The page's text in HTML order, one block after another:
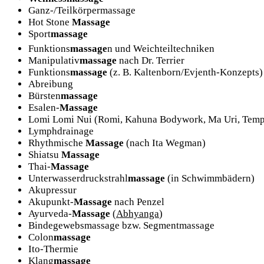
Ganz-/Teilkörpermassage
Hot Stone Massage
Sportmassage
Funktionsmassagen und Weichteiltechniken
Manipulativmassage nach Dr. Terrier
Funktionsmassage (z. B. Kaltenborn/Evjenth-Konzepts)
Abreibung
Bürstenmassage
Esalen-Massage
Lomi Lomi Nui (Romi, Kahuna Bodywork, Ma Uri,
Lymphdrainage
Rhythmische Massage (nach Ita Wegman)
Shiatsu Massage
Thai-Massage
Unterwasserdruckstrahlmassage (in Schwimmbädern)
Akupressur
Akupunkt-Massage nach Penzel
Ayurveda-Massage (Abhyanga)
Bindegewebsmassage bzw. Segmentmassage
Colonmassage
Ito-Thermie
Klangmassage